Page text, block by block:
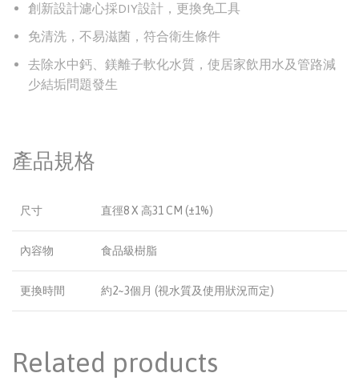
創新設計濾心採DIY設計，更換免工具
免清洗，不易滋菌，符合衛生條件
去除水中鈣、鎂離子軟化水質，使居家飲用水及管路減
少結垢問題發生
產品規格
尺寸 直徑8 X 高31 CM (±1%)
內容物 食品級樹脂
更換時間 約2~3個月 (視水質及使用狀況而定)
Related products